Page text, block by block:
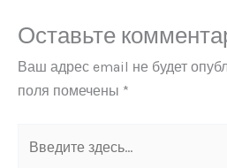
Оставьте
Ваш адрес email не будет
поля помечены *
здесь...